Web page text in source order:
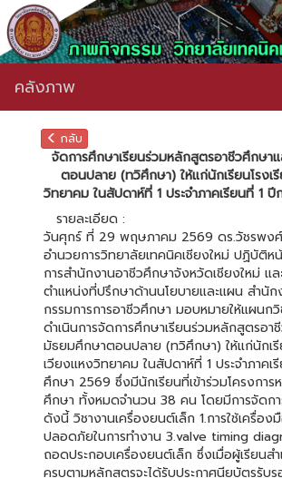
คลังภาพ
กลับ
จัดการศึกษาเรียนร่วมหลักสูตรอาชีวศึกษา
ตอนปลาย (ทวิศึกษา) ให้แก่นักเรียนโรงเ
วิทยาคม ในสัปดาห์ที่ 1 ประจำภาคเรียนที่ 1
รายละเอียด :
วันศุกร์ ที่ 29 พฤษภาคม 2569 ดร.วัชรพง
อำนวยการวิทยาลัยเทคนิคเชียงใหม่ ปฏิบัติห
การสำนักงานอาชีวศึกษาจังหวัดเชียงใหม่ แล
ตำแหน่งที่ปรึกษาด้านนโยบายและแผน สำนั
กรรมการการอาชีวศึกษา มอบหมายให้แผนก
ดำเนินการจัดการศึกษาเรียนร่วมหลักสูตรอา
มัธยมศึกษาตอนปลาย (ทวิศึกษา) ให้แก่นักเรี
เวียงแหงวิทยาคม ในสัปดาห์ที่ 1 ประจำภาคเ
ศึกษา 2569 ซึ่งมีนักเรียนที่เข้าร่วมโครงกา
ศึกษา ทั้งหมดจำนวน 38 คน โดยมีการจัดกา
ดังนี้ วิชางานเครื่องยนต์เล็ก 1.การใช้เครื่อง
ปลอดภัยในการทำงาน 3.valve timing
ถอดประกอบเครื่องยนต์เล็ก ซึ่งเมื่อผู้เรียนสำ
ครบตามหลักสูตรจะได้รับประกาศนียบัตรรับ